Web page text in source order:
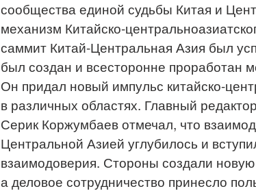
сообщества единой судьбы Китая и
механизм Китайско-
саммит Китай-Центральная Азия был
был создан и всесторонне проработан
Он придал новый импульс китайско-
в различных областях. Главный
Серик Коржумбаев отмечал, что
Центральной Азией углубилось и
взаимодоверия. Стороны создали
а деловое сотрудничество принесло